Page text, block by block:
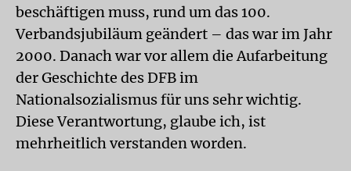
beschäftigen muss, rund um das 100.
Verbandsjubiläum geändert – das war im Jahr
2000. Danach war vor allem die Aufarbeitung
der Geschichte des DFB im
Nationalsozialismus für uns sehr wichtig.
Diese Verantwortung, glaube ich, ist
mehrheitlich verstanden worden.